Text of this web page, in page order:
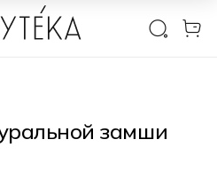
1 / 8
замши